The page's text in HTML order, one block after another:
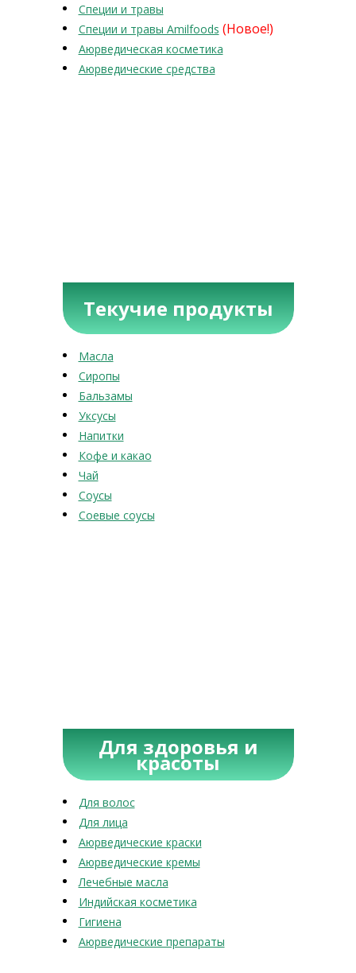
Специи и травы
Специи и травы Amilfoods (Новое!)
Аюрведическая косметика
Аюрведические средства
Текучие продукты
Масла
Сиропы
Бальзамы
Уксусы
Напитки
Кофе и какао
Чай
Соусы
Соевые соусы
Для здоровья и
красоты
Для волос
Для лица
Аюрведические краски
Аюрведические кремы
Лечебные масла
Индийская косметика
Гигиена
Аюрведические препараты